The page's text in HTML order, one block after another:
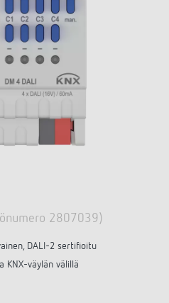
2807039)
DALI-2 sertifioitu
KNX-väylän välillä